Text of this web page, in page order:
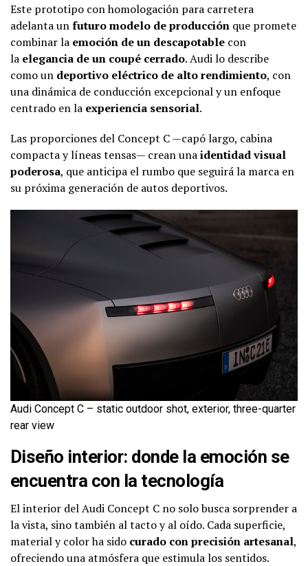
Este prototipo con homologación para carretera
adelanta unfuturo modelo de producción que promete
combinar la emoción de un descapotable con
la elegancia de un coupé cerrado. Audi lo describe
como un deportivo eléctrico de alto rendimiento, con
una dinámica de conducción excepcional y un enfoque
centrado en la experiencia sensorial.
Las proporciones del Concept C —capó largo, cabina
compacta y líneas tensas— crean unaidentidad visual
poderosa, que anticipa el rumbo que seguirá la marca en
su próxima generación de autos deportivos.
Audi Concept C – static outdoor shot, exterior, three-quarter
rear view
Diseño interior: donde la emoción se
encuentra con la tecnología
El interior del Audi Concept C no solo busca sorprender a
la vista, sino también al tacto y al oído. Cada superficie,
material y color ha sido curado con precisión artesanal,
ofreciendo una atmósfera que estimula los sentidos.